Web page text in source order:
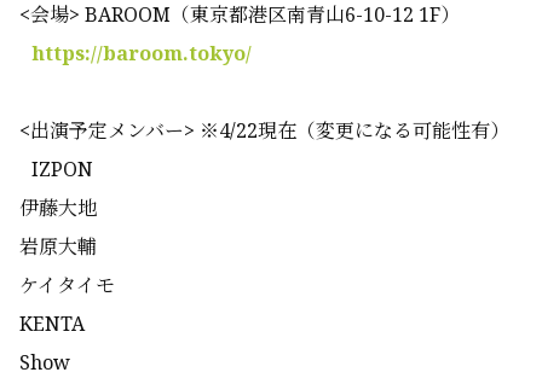
<会場> BAROOM（東京都港区南青山6-10-12 1F）
https://baroom.tokyo/
<出演予定メンバー> ※4/22現在（変更になる可能性有）
IZPON
伊藤大地
岩原大輔
ケイタイモ
KENTA
Show